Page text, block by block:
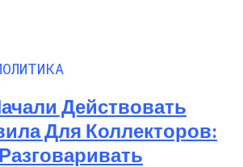
Действовать
Для Коллекторов: